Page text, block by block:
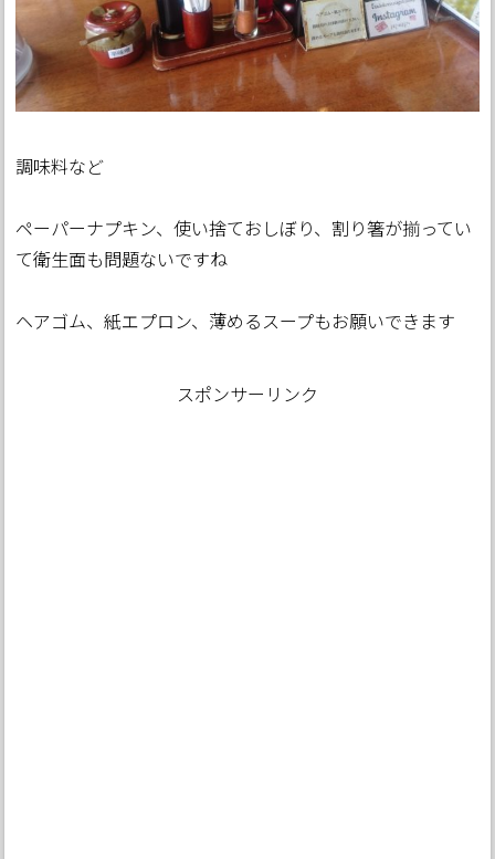
調味料など
ペーパーナプキン、使い捨ておしぼり、割り箸が揃ってい
て衛生面も問題ないですね
ヘアゴム、紙エプロン、薄めるスープもお願いできます
スポンサーリンク